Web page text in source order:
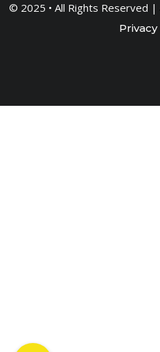
© 2025 • All Rights Reserved |